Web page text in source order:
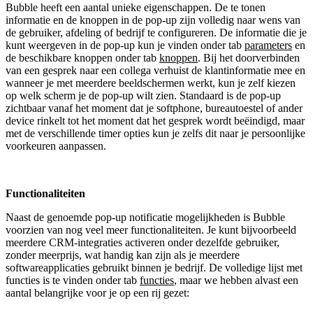
Bubble heeft een aantal unieke eigenschappen. De te tonen
informatie en de knoppen in de pop-up zijn volledig naar wens van
de gebruiker, afdeling of bedrijf te configureren. De informatie die je
kunt weergeven in de pop-up kun je vinden onder tab parameters en
de beschikbare knoppen onder tab knoppen. Bij het doorverbinden
van een gesprek naar een collega verhuist de klantinformatie mee en
wanneer je met meerdere beeldschermen werkt, kun je zelf kiezen
op welk scherm je de pop-up wilt zien. Standaard is de pop-up
zichtbaar vanaf het moment dat je softphone, bureautoestel of ander
device rinkelt tot het moment dat het gesprek wordt beëindigd, maar
met de verschillende timer opties kun je zelfs dit naar je persoonlijke
voorkeuren aanpassen.
Functionaliteiten
Naast de genoemde pop-up notificatie mogelijkheden is Bubble
voorzien van nog veel meer functionaliteiten. Je kunt bijvoorbeeld
meerdere CRM-integraties activeren onder dezelfde gebruiker,
zonder meerprijs, wat handig kan zijn als je meerdere
softwareapplicaties gebruikt binnen je bedrijf. De volledige lijst met
functies is te vinden onder tab functies, maar we hebben alvast een
aantal belangrijke voor je op een rij gezet: